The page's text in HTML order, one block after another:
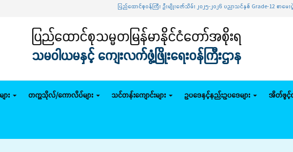
ပြည်ထောင်စုဝန်ကြီး ဦးမျိုးဇော်သိမ်း ၂၀၂၅-၂၀၂၆ ပညာသင်နှစ် Grade-12 စာမေးပွဲအေ
ပြည်ထောင်စုသမ္မတမြန်မာနိုင်ငံတော်အစိုးရ
သမဝါယမနှင့် ကျေးလက်ဖွံ့ဖြိုးရေးဝန်ကြီးဌာန
ား တက္ကသိုလ်/ကောလိပ်များ သင်တန်းကျောင်းများ ဥပဒေနှင့်နည်းဥပဒေများ အိတ်ဖွင့်တ